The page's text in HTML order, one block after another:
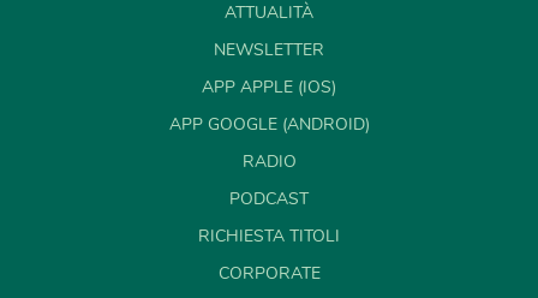
ATTUALITÀ
NEWSLETTER
APP APPLE (IOS)
APP GOOGLE (ANDROID)
RADIO
PODCAST
RICHIESTA TITOLI
CORPORATE